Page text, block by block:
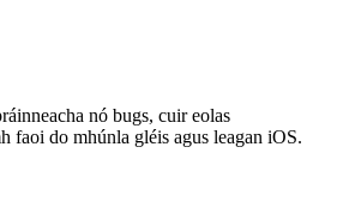
nó bugs, cuir eolas
faoi do mhúnla gléis agus leagan iOS.